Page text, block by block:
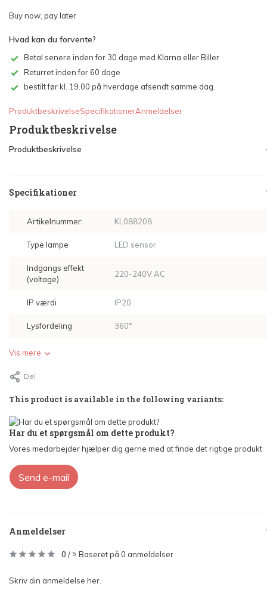
Buy now, pay later
Hvad kan du forvente?
Betal senere inden for 30 dage med Klarna eller Biller
Returret inden for 60 dage
bestilt før kl. 19.00 på hverdage afsendt samme dag.
ProduktbeskrivelseSpecifikationerAnmeldelser
Produktbeskrivelse
Produktbeskrivelse
Specifikationer
Artikelnummer: KL088208
Type lampe LED sensor
Indgangs effekt
(voltage)
220-240V AC
IP værdi IP20
Lysfordeling 360°
Vis mere
Del
This product is available in the following variants:
Har du et spørgsmål om dette produkt?
Vores medarbejder hjælper dig gerne med at finde det rigtige produkt
Send e-mail
Anmeldelser
0 / 5 Baseret på 0 anmeldelser
Skriv din anmeldelse her.